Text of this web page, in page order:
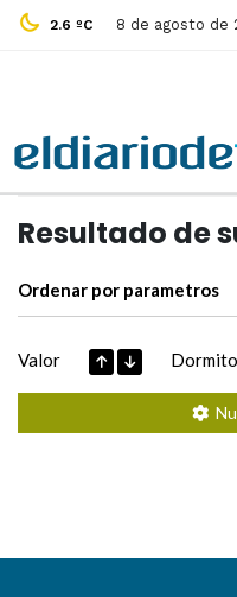
2.6 ºC 8 de agosto de
Resultado de
Ordenar por parametros
Valor